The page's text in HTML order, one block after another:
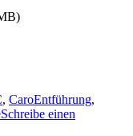
, CaroEntführung,
Schreibe einen